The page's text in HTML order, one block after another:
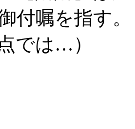
付嘱を指す
では…）